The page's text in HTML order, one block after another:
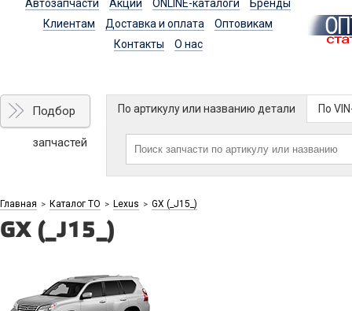
Автозапчасти Акции ONLINE-каталоги
Бренды
Клиентам
Доставка и оплата
Оптовикам
Контакты
О нас
Подбор
запчастей
По артикулу или названию детали По
Главная > Каталог ТО > Lexus > GX (_J15_)
GX (_J15_)